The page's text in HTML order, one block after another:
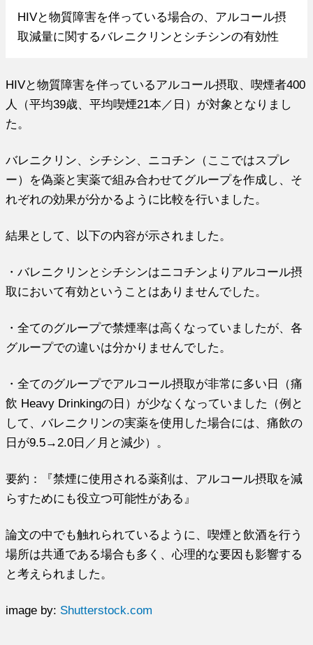
HIVと物質障害を伴っている場合の、アルコール摂
取減量に関するバレニクリンとシチシンの有効性
HIVと物質障害を伴っているアルコール摂取、喫煙者400
人（平均39歳、平均喫煙21本／日）が対象となりまし
た。
バレニクリン、シチシン、ニコチン（ここではスプレ
ー）を偽薬と実薬で組み合わせてグループを作成し、そ
れぞれの効果が分かるように比較を行いました。
結果として、以下の内容が示されました。
・バレニクリンとシチシンはニコチンよりアルコール摂
取において有効ということはありませんでした。
・全てのグループで禁煙率は高くなっていましたが、各
グループでの違いは分かりませんでした。
・全てのグループでアルコール摂取が非常に多い日（痛
飲 Heavy Drinkingの日）が少なくなっていました（例と
して、バレニクリンの実薬を使用した場合には、痛飲の
日が9.5→2.0日／月と減少）。
要約：『禁煙に使用される薬剤は、アルコール摂取を減
らすためにも役立つ可能性がある』
論文の中でも触れられているように、喫煙と飲酒を行う
場所は共通である場合も多く、心理的な要因も影響する
と考えられました。
image by: Shutterstock.com